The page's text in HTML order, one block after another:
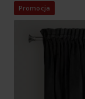
Promocja